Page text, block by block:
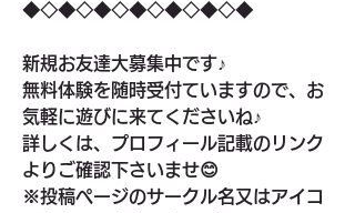
◆◇◆◇◆◇◆◇◆◇◆◇◆
新規お友達大募集中です♪
無料体験を随時受付ていますので、お
気軽に遊びに来てくださいね♪
詳しくは、プロフィール記載のリンク
よりご確認下さいませ😊
※投稿ページのサークル名又はアイコ